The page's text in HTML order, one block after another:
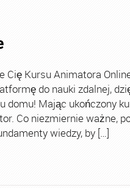
Cię Kursu Animatora
do nauki zdalnej,
domu! Mając ukończony
Co niezmiernie ważne,
wiedzy, by […]